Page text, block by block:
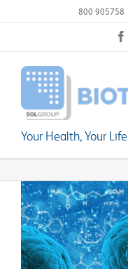
al
800 905758
Your Health, Your Life